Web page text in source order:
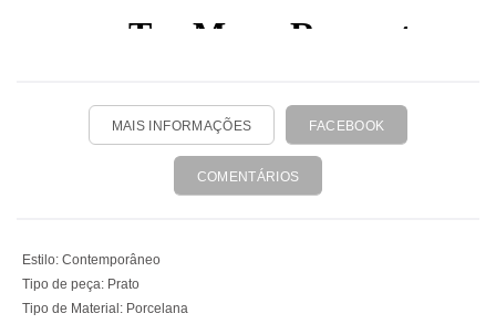
MAIS INFORMAÇÕES FACEBOOK
COMENTÁRIOS
Estilo: Contemporâneo
Tipo de peça: Prato
Tipo de Material: Porcelana